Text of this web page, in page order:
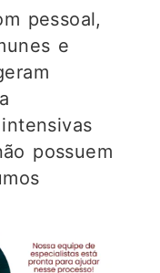
pessoal,
e
possuem